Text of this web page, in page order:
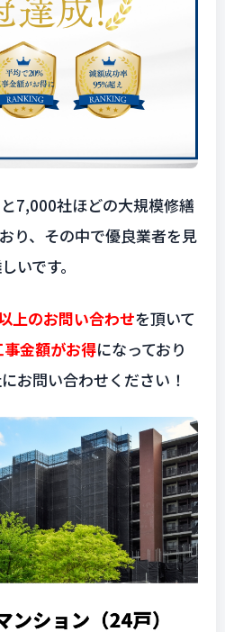
7,000社ほどの大規模修繕
り、その中で優良業者を見
いです。
上のお問い合わせを頂いて
金額がお得になっており
お問い合わせください！